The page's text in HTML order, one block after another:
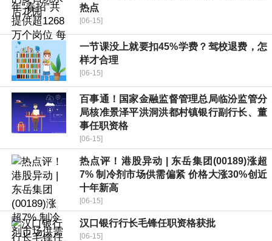
热点
[06-15]
一节课没上就要扣45%学费？驾校退费，怎
样才合理
[06-15]
百事通！国家金融监督管理总局临汾监管分
局核准景泽平洪洞洪都村镇银行副行长、董
事任职资格
[06-15]
热点评！港股异动 | 东岳集团(00189)涨超
7% 制冷剂市场供需偏紧 价格大涨30%创近
十年新高
[06-15]
汉口银行行长毛锋任职资格获批
[06-15]